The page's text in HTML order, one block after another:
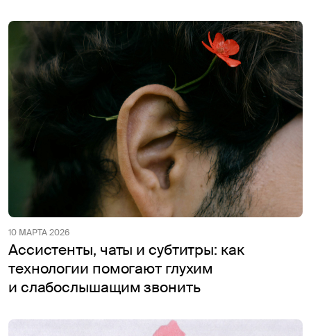
10 МАРТА 2026
Ассистенты, чаты и субтитры: как
технологии помогают глухим
и слабослышащим звонить